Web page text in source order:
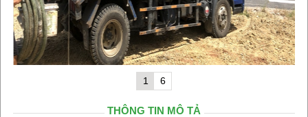
1 6
THÔNG TIN MÔ TẢ